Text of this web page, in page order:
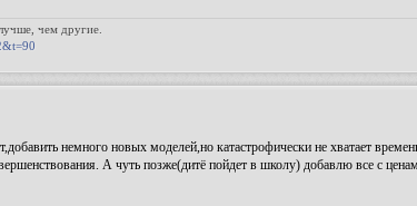
чeм другие.
немного новых моделей,но катастрофически не хватает
А чуть позже(дитё пойдет в школу) добавлю все с